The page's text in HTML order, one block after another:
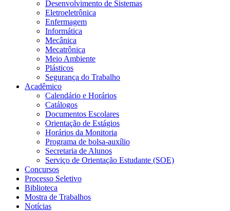
Desenvolvimento de Sistemas
Eletroeletrônica
Enfermagem
Informática
Mecânica
Mecatrônica
Meio Ambiente
Plásticos
Segurança do Trabalho
Acadêmico
Calendário e Horários
Catálogos
Documentos Escolares
Orientação de Estágios
Horários da Monitoria
Programa de bolsa-auxílio
Secretaria de Alunos
Serviço de Orientação Estudante (SOE)
Concursos
Processo Seletivo
Biblioteca
Mostra de Trabalhos
Notícias